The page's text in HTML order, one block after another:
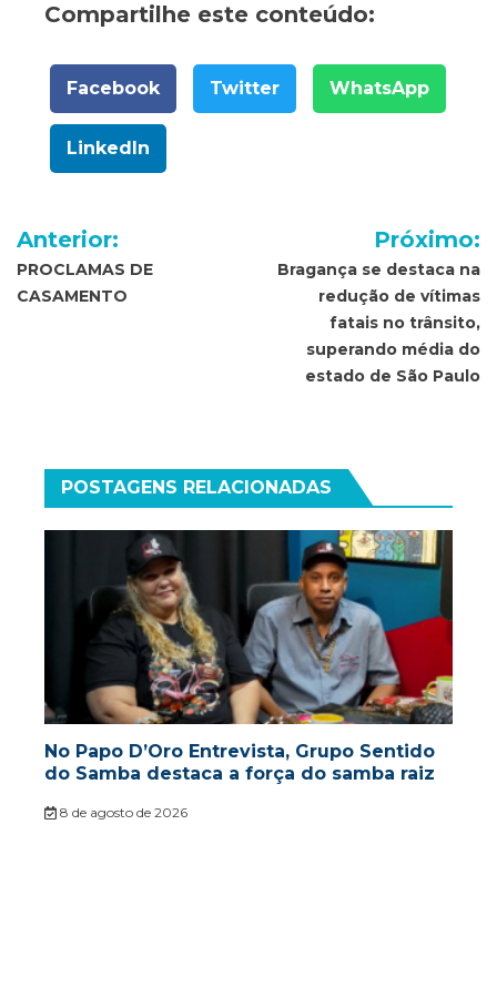
Compartilhe este conteúdo:
Facebook Twitter WhatsApp
LinkedIn
Navegação
de
Anterior:
PROCLAMAS DE
CASAMENTO
Próximo:
Bragança se destaca na
redução de vítimas
fatais no trânsito,
superando média do
estado de São Paulo
POSTAGENS RELACIONADAS
No Papo D’Oro Entrevista, Grupo Sentido
do Samba destaca a força do samba raiz
8 de agosto de 2026